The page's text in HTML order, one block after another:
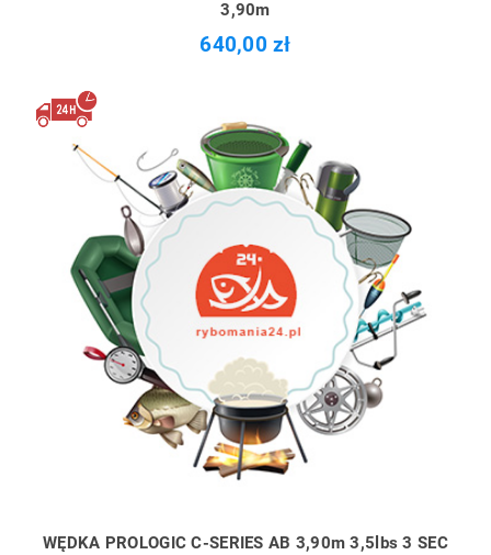
3,90m
640,00 zł
WĘDKA PROLOGIC C-SERIES AB 3,90m 3,5lbs 3 SEC